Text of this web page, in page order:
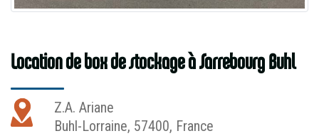
Location de box de stockage à Sarrebourg Buhl
Z.A. Ariane
Buhl-Lorraine, 57400, France